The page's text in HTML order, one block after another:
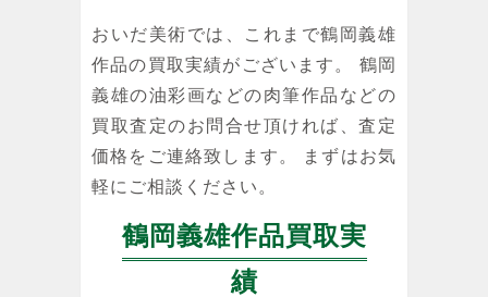
おいだ美術では、これまで鶴岡義雄
作品の買取実績がございます。 鶴岡
義雄の油彩画などの肉筆作品などの
買取査定のお問合せ頂ければ、査定
価格をご連絡致します。 まずはお気
軽にご相談ください。
鶴岡義雄作品買取実
績